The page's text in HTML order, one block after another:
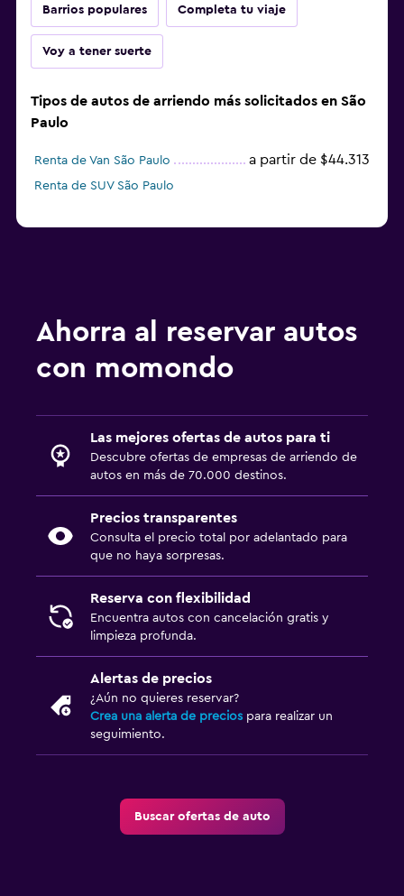
Barrios populares Completa tu viaje
Voy a tener suerte
Tipos de autos de arriendo más solicitados en São
Paulo
Renta de Van São Paulo a partir de $44.313
Renta de SUV São Paulo
Ahorra al reservar autos
con momondo
Las mejores ofertas de autos para ti
Descubre ofertas de empresas de arriendo de
autos en más de 70.000 destinos.
Precios transparentes
Consulta el precio total por adelantado para
que no haya sorpresas.
Reserva con flexibilidad
Encuentra autos con cancelación gratis y
limpieza profunda.
Alertas de precios
¿Aún no quieres reservar?
Crea una alerta de precios para realizar un
seguimiento.
Buscar ofertas de auto